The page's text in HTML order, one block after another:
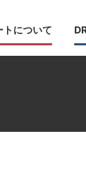
トについて